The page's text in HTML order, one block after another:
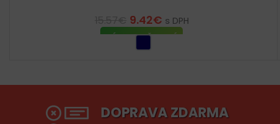
9.42€ s DPH
VÝBER MOŽNOSTÍ
DOPRAVA ZDARMA